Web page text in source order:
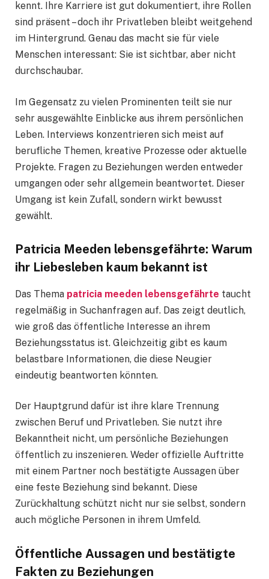
kennt. Ihre Karriere ist gut dokumentiert, ihre Rollen
sind präsent – doch ihr Privatleben bleibt weitgehend
im Hintergrund. Genau das macht sie für viele
Menschen interessant: Sie ist sichtbar, aber nicht
durchschaubar.
Im Gegensatz zu vielen Prominenten teilt sie nur
sehr ausgewählte Einblicke aus ihrem persönlichen
Leben. Interviews konzentrieren sich meist auf
berufliche Themen, kreative Prozesse oder aktuelle
Projekte. Fragen zu Beziehungen werden entweder
umgangen oder sehr allgemein beantwortet. Dieser
Umgang ist kein Zufall, sondern wirkt bewusst
gewählt.
Patricia Meeden lebensgefährte: Warum
ihr Liebesleben kaum bekannt ist
Das Thema patricia meeden lebensgefährte taucht
regelmäßig in Suchanfragen auf. Das zeigt deutlich,
wie groß das öffentliche Interesse an ihrem
Beziehungsstatus ist. Gleichzeitig gibt es kaum
belastbare Informationen, die diese Neugier
eindeutig beantworten könnten.
Der Hauptgrund dafür ist ihre klare Trennung
zwischen Beruf und Privatleben. Sie nutzt ihre
Bekanntheit nicht, um persönliche Beziehungen
öffentlich zu inszenieren. Weder offizielle Auftritte
mit einem Partner noch bestätigte Aussagen über
eine feste Beziehung sind bekannt. Diese
Zurückhaltung schützt nicht nur sie selbst, sondern
auch mögliche Personen in ihrem Umfeld.
Öffentliche Aussagen und bestätigte
Fakten zu Beziehungen